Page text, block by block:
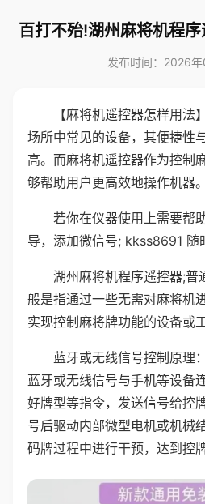
百打不殆!湖州麻将机程
发布时间：2026
【麻将机遥控器怎样用法
场所中常见的设备，其便捷性
高。而麻将机遥控器作为控制
够帮助用户更高效地操作机器。
若你在仪器使用上需要帮
导，添加微信号; kkss8691 随
湖州麻将机程序遥控器;普
般是指通过一些无需对麻将机
实现控制麻将牌功能的设备或工
蓝牙或无线信号控制原理
蓝牙或无线信号与手机等设备
好牌型等指令，发送信号给控
号后驱动内部微型电机或机械
码牌过程中进行干预，达到控牌